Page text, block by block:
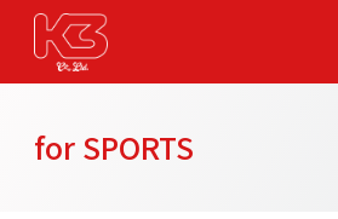
for SPORTS